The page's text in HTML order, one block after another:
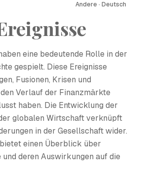
Andere · Deutsch
eine bedeutende Rolle in der
gespielt. Diese Ereignisse
Fusionen, Krisen und
Verlauf der Finanzmärkte
haben. Die Entwicklung der
globalen Wirtschaft verknüpft
in der Gesellschaft wider.
einen Überblick über
deren Auswirkungen auf die